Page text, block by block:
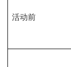
活动前